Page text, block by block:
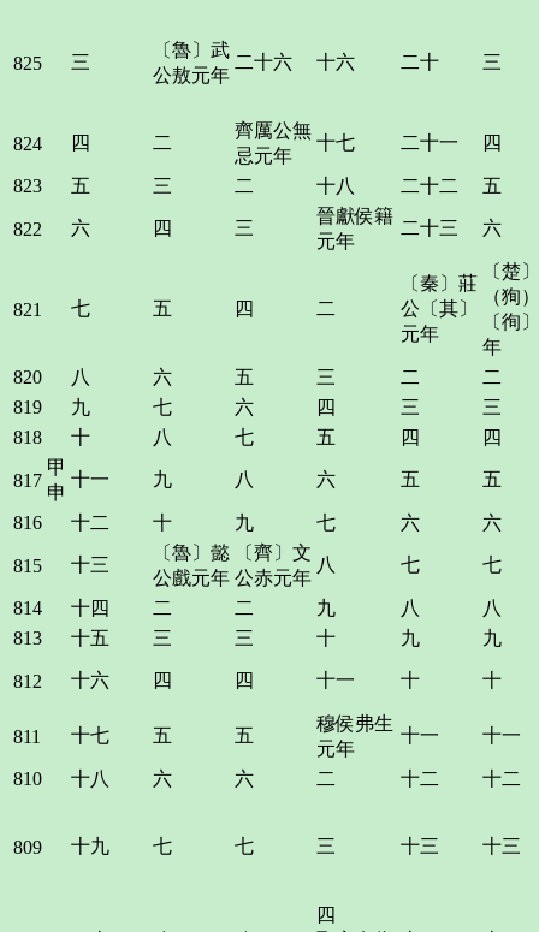
825 三
〔魯〕武
公敖元年
二十六 十六 二十 三
824 四 二
齊厲公無
忌元年
十七 二十一 四
823 五 三 二 十八 二十二 五
822 六 四 三
晉獻侯籍
元年
二十三 六
821 七 五 四 二
〔秦〕莊
公〔其〕
元年
〔楚
（狥）
〔徇
年
820
八 六 五 三 二
二
819
九 七 六 四 三
三
818
十 八 七 五 四 四
817
甲
申
十一 九 八 六 五 五
816 十二 十 九 七 六 六
815 十三
〔魯〕懿
公戲元年
〔齊〕文
公赤元年
八 七 七
814 十四 二 二 九 八
八
813
十五 三 三 十 九 九
812 十六 四 四 十一 十 十
811 十七 五 五
穆侯弗生
元年
十一 十一
810 十八 六 六 二 十二 十二
809 十九 七 七 三 十三 十三
四